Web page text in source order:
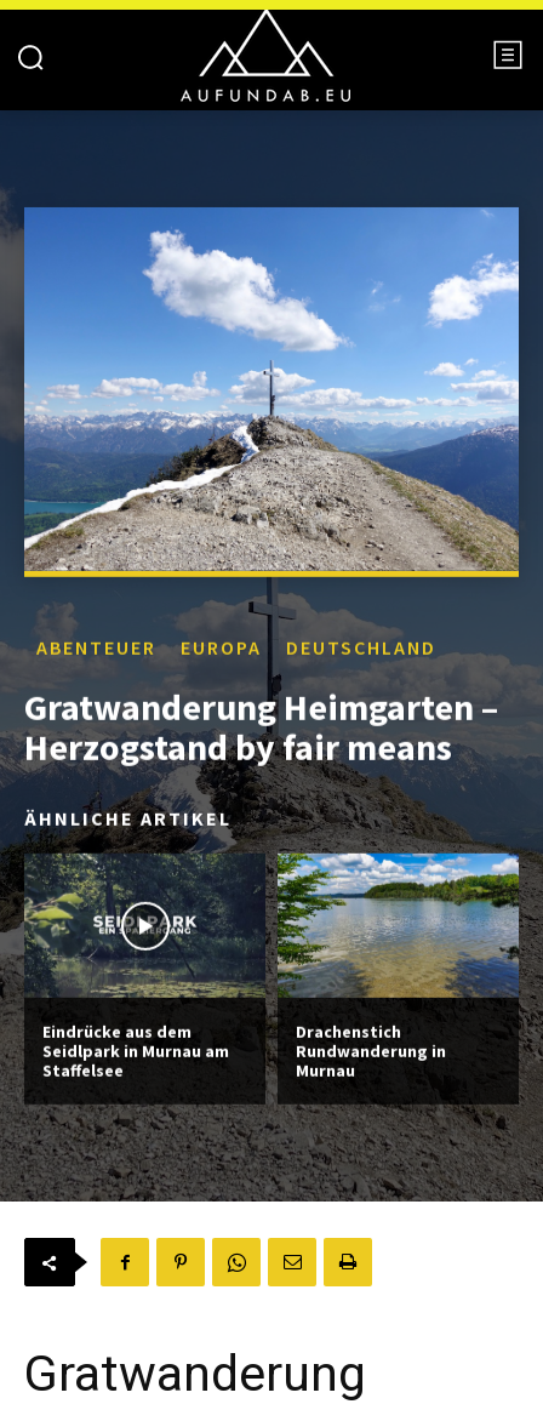
ABENTEUER EUROPA DEUTSCHLAND
Gratwanderung Heimgarten –
Herzogstand by fair means
ÄHNLICHE ARTIKEL
Eindrücke aus dem
Seidlpark in Murnau am
Staffelsee
Drachenstich
Rundwanderung in
Murnau
Gratwanderung